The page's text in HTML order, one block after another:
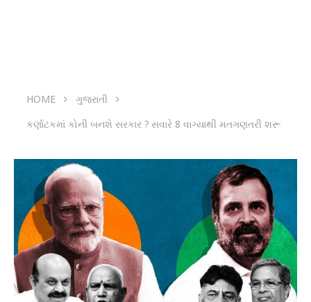
HOME
ગુજરાતી
કર્ણાટકમાં કોની બનશે સરકાર ? સવારે 8 વાગ્યાથી મતગણતરી શરૂ